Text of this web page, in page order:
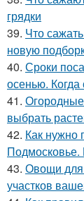
грядки
39. Что
новую
40. Сроки
осенью. Когда
41. Огородные
выбрать
42. Как нужно
Подмосковье.
43. Овощи для
участков